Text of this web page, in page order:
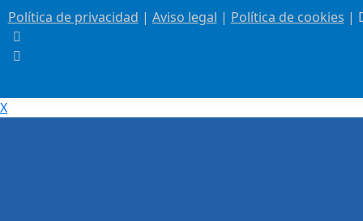
Política de privacidad | Aviso legal | Política de cookies |
X